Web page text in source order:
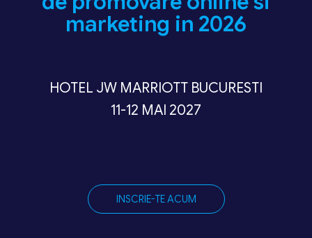
marketing in 2026
HOTEL JW MARRIOTT BUCURESTI
11-12 MAI 2027
INSCRIE-TE ACUM